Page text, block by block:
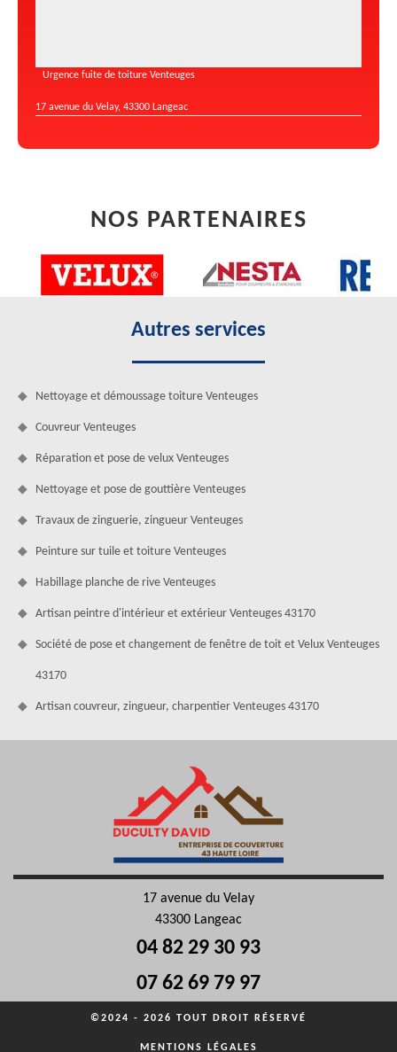
Urgence fuite de toiture Venteuges
17 avenue du Velay, 43300 Langeac
NOS PARTENAIRES
Autres services
Nettoyage et démoussage toiture Venteuges
Couvreur Venteuges
Réparation et pose de velux Venteuges
Nettoyage et pose de gouttière Venteuges
Travaux de zinguerie, zingueur Venteuges
Peinture sur tuile et toiture Venteuges
Habillage planche de rive Venteuges
Artisan peintre d'intérieur et extérieur Venteuges 43170
Société de pose et changement de fenêtre de toit et Velux Venteuges
43170
Artisan couvreur, zingueur, charpentier Venteuges 43170
17 avenue du Velay
43300 Langeac
04 82 29 30 93
07 62 69 79 97
©2024 - 2026 TOUT DROIT RÉSERVÉ
MENTIONS LÉGALES